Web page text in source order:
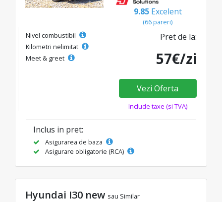
9.85 Excelent
(66 pareri)
Nivel combustibil
Kilometri nelimitat
Meet & greet
Pret de la:
57€/zi
Vezi Oferta
Include taxe (si TVA)
Inclus in pret:
Asigurarea de baza
Asigurare obligatorie (RCA)
Hyundai I30 new sau Similar